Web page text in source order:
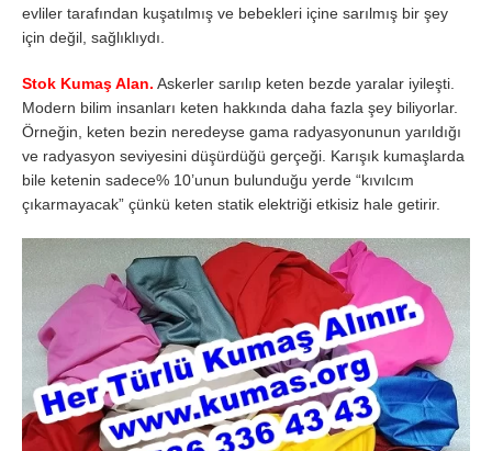
evliler tarafından kuşatılmış ve bebekleri içine sarılmış bir şey
için değil, sağlıklıydı.
Stok Kumaş Alan. Askerler sarılıp keten bezde yaralar iyileşti.
Modern bilim insanları keten hakkında daha fazla şey biliyorlar.
Örneğin, keten bezin neredeyse gama radyasyonunun yarıldığı
ve radyasyon seviyesini düşürdüğü gerçeği. Karışık kumaşlarda
bile ketenin sadece% 10’unun bulunduğu yerde “kıvılcım
çıkarmayacak” çünkü keten statik elektriği etkisiz hale getirir.